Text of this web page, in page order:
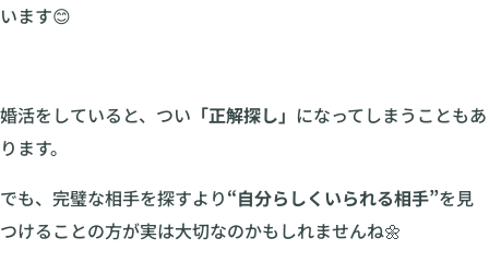
います😊
婚活をしていると、つい 「正解探し」 になってしまうこともあ
ります。
でも、完璧な相手を探すより“自分らしくいられる相手”を見
つけることの方が実は大切なのかもしれませんね🌼